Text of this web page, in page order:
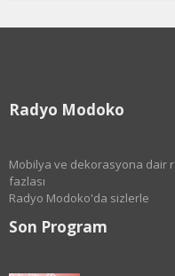
Radyo Modoko
Mobilya ve dekorasyona dair
fazlası
Radyo Modoko'da sizlerle
Son Program